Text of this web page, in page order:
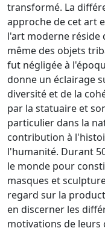
transformé. La
approche de cet art
l'art moderne réside
même des objets
fut négligée à
donne un éclairage
diversité et de la
par la statuaire et
particulier dans la
contribution à
l'humanité. Durant
le monde pour
masques et
regard sur la
en discerner les
motivations de leurs